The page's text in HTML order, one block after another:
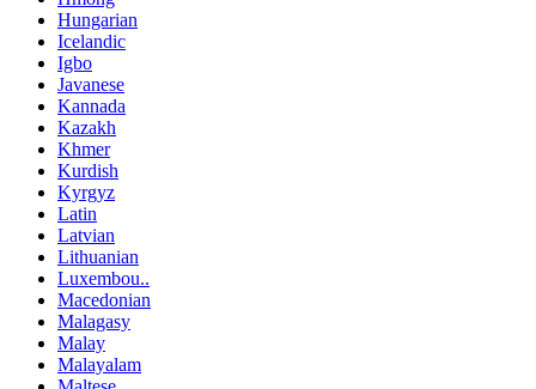
Hungarian
Icelandic
Igbo
Javanese
Kannada
Kazakh
Khmer
Kurdish
Kyrgyz
Latin
Latvian
Lithuanian
Luxembou..
Macedonian
Malagasy
Malay
Malayalam